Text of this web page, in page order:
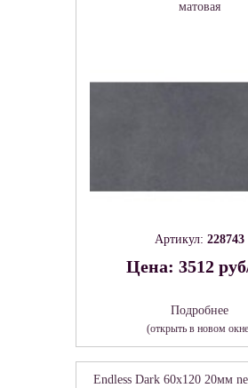
матовая
Артикул: 228743
Цена: 3512
Подробнее
(открыть в новом
Endless Dark 60х120 20мм